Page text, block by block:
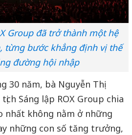
Group đã trở thành một hệ
từng bước khẳng định vị thế
đường hội nhập
30 năm, bà Nguyễn Thị
Sáng lập ROX Group chia
nhất không nằm ở những
những con số tăng trưởng,